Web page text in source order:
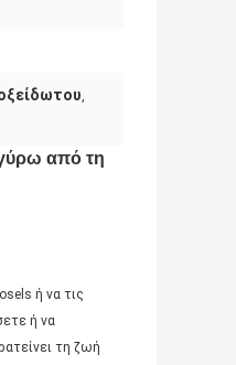
,
από τη
ή να τις
ή να
τη ζωή